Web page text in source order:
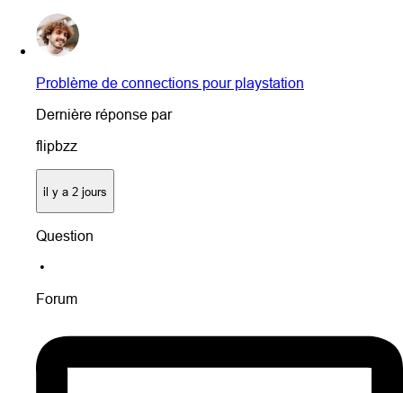
Problème de connections pour playstation
Dernière réponse par
flipbzz
il y a 2 jours
Question
•
Forum